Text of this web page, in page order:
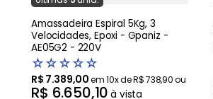
Amassadeira Espiral 5Kg, 3
Velocidades, Epoxi - Gpaniz -
AE05G2 - 220V
☆☆☆☆☆
R$ 7.389,00em10x deR$738,90ou
R$ 6.650,10 à vista